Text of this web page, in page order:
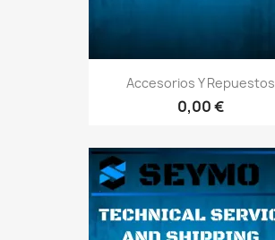
Accesorios Y Repuestos
0,00 €